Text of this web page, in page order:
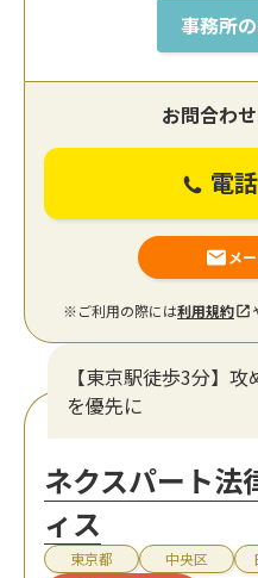
事務所
お問合わ
電
メ
※ご利用の際には利用規約
【東京駅徒歩3分】
を優先に
ネクスパート法
ィス
東京都 中央区